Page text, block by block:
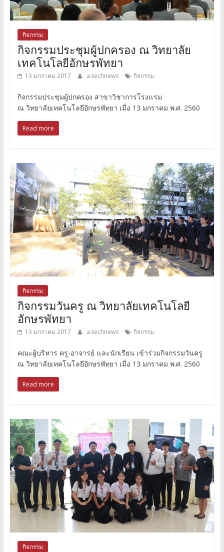
กิจกรรม
กิจกรรมประชุมผู้ปกครอง ณ วิทยาลัย
เทคโนโลยีอักษรพัทยา
13 มกราคม 2017 a-technews กิจกรรม
กิจกรรมประชุมผู้ปกครอง สาขาวิชาการโรงเเรม
ณ วิทยาลัยเทคโนโลยีอักษรพัทยา เมื่อ 13 มกราคม พ.ศ. 2560
Read more
กิจกรรม
กิจกรรมวันครู ณ วิทยาลัยเทคโนโลยี
อักษรพัทยา
13 มกราคม 2017 a-technews กิจกรรม
คณะผู้บริหาร ครู-อาจารย์ เเละนักเรียน เข้าร่วมกิจกรรมวันครู
ณ วิทยาลัยเทคโนโลยีอักษรพัทยา เมื่อ 13 มกราคม พ.ศ. 2560
Read more
กิจกรรม